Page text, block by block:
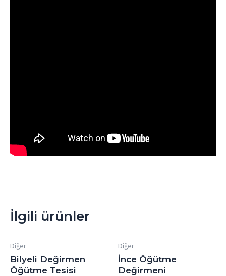
İlgili ürünler
Diğer
Bilyeli Değirmen
Öğütme Tesisi
Diğer
İnce Öğütme
Değirmeni